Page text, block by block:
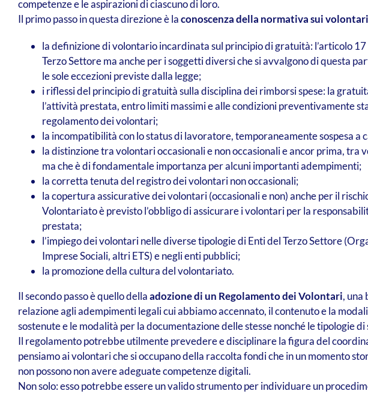
competenze e le aspirazioni di ciascuno di loro.
Il primo passo in questa direzione è laconoscenza della normativa sui
la definizione di volontario incardinata sul principio di gratuità: l’articolo
Terzo Settore ma anche per i soggetti diversi che si avvalgono di questa
le sole eccezioni previste dalla legge;
i riflessi del principio di gratuità sulla disciplina dei rimborsi spese: la
l’attività prestata, entro limiti massimi e alle condizioni preventivamente
regolamento dei volontari;
la incompatibilità con lo status di lavoratore, temporaneamente sospesa a
la distinzione tra volontari occasionali e non occasionali e ancor prima, tra
ma che è di fondamentale importanza per alcuni importanti adempimenti;
la corretta tenuta del registro dei volontari non occasionali;
la copertura assicurative dei volontari (occasionali e non) anche per il
Volontariato è previsto l’obbligo di assicurare i volontari per la
prestata;
l’impiego dei volontari nelle diverse tipologie di Enti del Terzo Settore
Imprese Sociali, altri ETS) e negli enti pubblici;
la promozione della cultura del volontariato.
Il secondo passo è quello dellaadozione di un Regolamento dei Volontari, una
relazione agli adempimenti legali cui abbiamo accennato, il contenuto e la
sostenute e le modalità per la documentazione delle stesse nonché le tipologie
Il regolamento potrebbe utilmente prevedere e disciplinare la figura del
pensiamo ai volontari che si occupano della raccolta fondi che in un momento
non possono non avere adeguate competenze digitali.
Non solo: esso potrebbe essere un valido strumento per individuare un